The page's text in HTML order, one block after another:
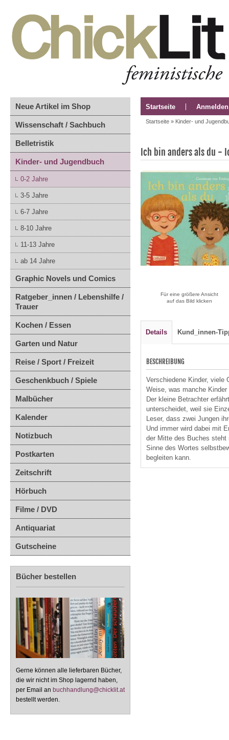
Neue Artikel im Shop
Wissenschaft / Sachbuch
Belletristik
Kinder- und Jugendbuch
0-2 Jahre
3-5 Jahre
6-7 Jahre
8-10 Jahre
11-13 Jahre
ab 14 Jahre
Graphic Novels und Comics
Ratgeber_innen / Lebenshilfe /
Trauer
Kochen / Essen
Garten und Natur
Reise / Sport / Freizeit
Geschenkbuch / Spiele
Malbücher
Kalender
Notizbuch
Postkarten
Zeitschrift
Hörbuch
Filme / DVD
Antiquariat
Gutscheine
Bücher bestellen
Gerne können alle lieferbaren Bücher,
die wir nicht im Shop lagernd haben,
per Email an buchhandlung@chicklit.at
bestellt werden.
Startseite Anmelden
Startseite » Kinder- und
Ich bin anders als du -
Für eine größere Ansicht
auf das Bild klicken
Details Kund_innen-
BESCHREIBUNG
Verschiedene Kinder, viele
Weise, was manche
Der kleine Betrachter
unterscheidet, weil sie
Leser, dass zwei Jungen
Und immer wird dabei mit
der Mitte des Buches
Sinne des Wortes
begleiten kann.